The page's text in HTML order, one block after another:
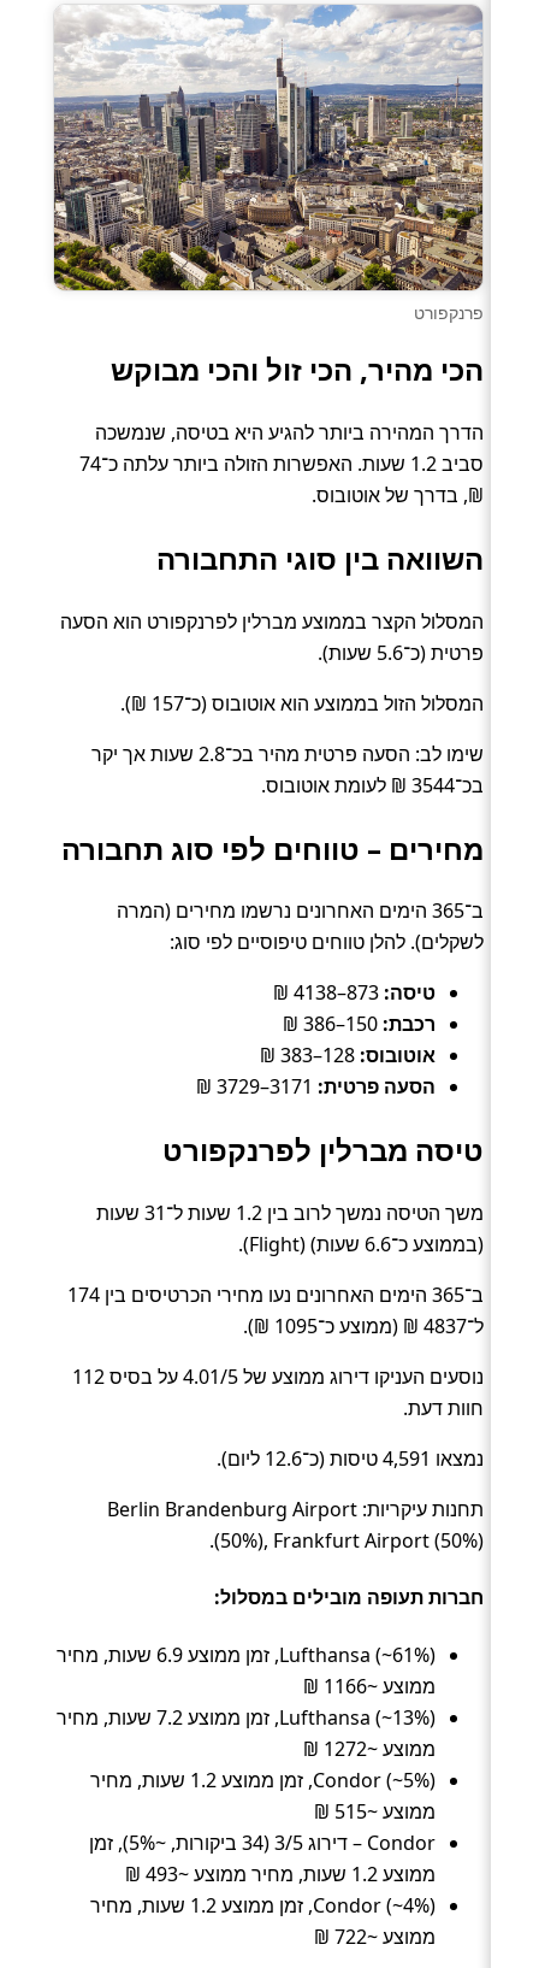
פרנקפורט
הכי מהיר, הכי זול והכי מבוקש
הדרך המהירה ביותר להגיע היא בטיסה, שנמשכה
סביב 1.2 שעות. האפשרות הזולה ביותר עלתה כ־74
₪, בדרך של אוטובוס.
השוואה בין סוגי התחבורה
המסלול הקצר בממוצע מברלין לפרנקפורט הוא הסעה
פרטית (כ־5.6 שעות).
המסלול הזול בממוצע הוא אוטובוס (כ־157 ₪).
שימו לב: הסעה פרטית מהיר בכ־2.8 שעות אך יקר
בכ־3544 ₪ לעומת אוטובוס.
מחירים – טווחים לפי סוג תחבורה
ב־365 הימים האחרונים נרשמו מחירים (המרה
לשקלים). להלן טווחים טיפוסיים לפי סוג:
טיסה:
רכבת:
אוטובוס:
הסעה פרטית:
טיסה מברלין לפרנקפורט
משך הטיסה נמשך לרוב בין 1.2 שעות ל־31 שעות
(בממוצע כ־6.6 שעות) (Flight).
ב־365 הימים האחרונים נעו מחירי הכרטיסים בין 174
ל־4837 ₪ (ממוצע כ־1095 ₪).
נוסעים העניקו דירוג ממוצע של 4.01/5 על בסיס 112
חוות דעת.
נמצאו 4,591 טיסות (כ־12.6 ליום).
תחנות עיקריות: Berlin Brandenburg Airport
(50%), Frankfurt Airport (50%).
חברות תעופה מובילים במסלול:
Lufthansa (~61%), זמן ממוצע 6.9 שעות, מחיר
ממוצע ~1166 ₪
Lufthansa (~13%), זמן ממוצע 7.2 שעות, מחיר
ממוצע ~1272 ₪
Condor (~5%), זמן ממוצע 1.2 שעות, מחיר
ממוצע ~515 ₪
Condor – דירוג 3/5 (34 ביקורות, ~5%), זמן
ממוצע 1.2 שעות, מחיר ממוצע ~493 ₪
Condor (~4%), זמן ממוצע 1.2 שעות, מחיר
ממוצע ~722 ₪